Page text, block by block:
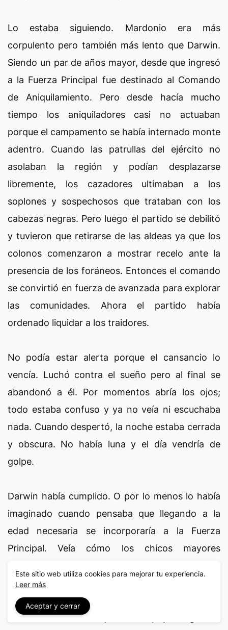
Lo estaba siguiendo. Mardonio era más
corpulento pero también más lento que Darwin.
Siendo un par de años mayor, desde que ingresó
a la Fuerza Principal fue destinado al Comando
de Aniquilamiento. Pero desde hacía mucho
tiempo los aniquiladores casi no actuaban
porque el campamento se había internado monte
adentro. Cuando las patrullas del ejército no
asolaban la región y podían desplazarse
libremente, los cazadores ultimaban a los
soplones y sospechosos que trataban con los
cabezas negras. Pero luego el partido se debilitó
y tuvieron que retirarse de las aldeas ya que los
colonos comenzaron a mostrar recelo ante la
presencia de los foráneos. Entonces el comando
se convirtió en fuerza de avanzada para explorar
las comunidades. Ahora el partido había
ordenado liquidar a los traidores.
No podía estar alerta porque el cansancio lo
vencía. Luchó contra el sueño pero al final se
abandonó a él. Por momentos abría los ojos;
todo estaba confuso y ya no veía ni escuchaba
nada. Cuando despertó, la noche estaba cerrada
y obscura. No había luna y el día vendría de
golpe.
Darwin había cumplido. O por lo menos lo había
imaginado cuando pensaba que llegando a la
edad necesaria se incorporaría a la Fuerza
Principal. Veía cómo los chicos mayores
escopeta de retrocarga, y de ahí ya no se les veía
en los días que duraba la vigilancia del monte o la
intervención militar para el apoyo logístico.
Este sitio web utiliza cookies para mejorar tu experiencia.
Leer más
Aceptar y cerrar